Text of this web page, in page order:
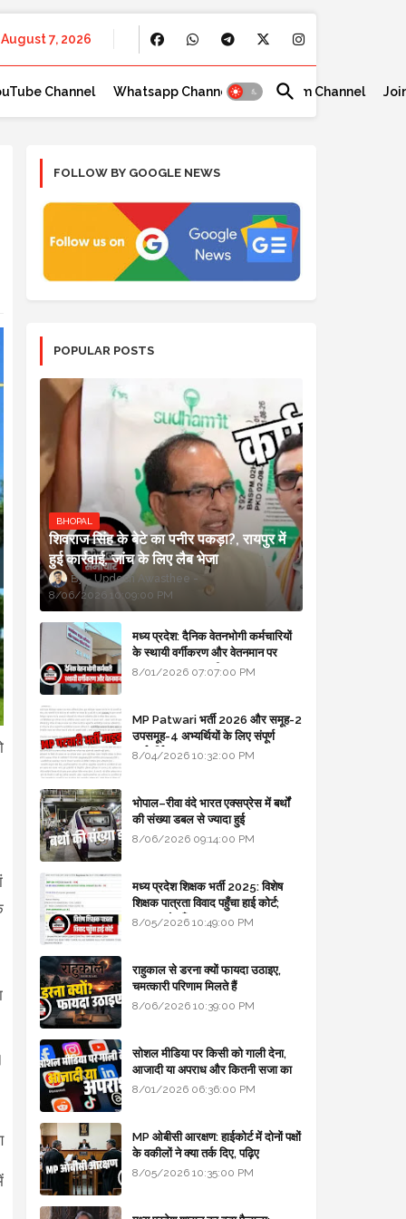
August 7, 2026
Channel Whatsapp Channel Telegram Channel
FOLLOW BY GOOGLE NEWS
POPULAR POSTS
BHOPAL
शिवराज सिंह के बेटे का पनीर पकड़ा?, रायपुर में
हुई कार्रवाई, जांच के लिए लैब भेजा
Updesh Awasthee
8/06/2026 10:09:00 PM
मध्य प्रदेश: दैनिक वेतनभोगी कर्मचारियों
के स्थायी वर्गीकरण और वेतनमान पर
सरकार का बड़ा स्पष्टीकरण
8/01/2026 07:07:00 PM
MP Patwari भर्ती 2026 और समूह-2
उपसमूह-4 अभ्यर्थियों के लिए संपूर्ण
मार्गदर्शिका
8/04/2026 10:32:00 PM
भोपाल–रीवा वंदे भारत एक्सप्रेस में बर्थों
की संख्या डबल से ज्यादा हुई
8/06/2026 09:14:00 PM
मध्य प्रदेश शिक्षक भर्ती 2025: विशेष
शिक्षक पात्रता विवाद पहुँचा हाई कोर्ट;
सरकार से माँगा जवाब
8/05/2026 10:49:00 PM
राहुकाल से डरना क्यों फायदा उठाइए,
चमत्कारी परिणाम मिलते हैं
8/06/2026 10:39:00 PM
सोशल मीडिया पर किसी को गाली देना,
आजादी या अपराध और कितनी सजा का
प्रावधान - free legal advice
8/01/2026 06:36:00 PM
MP ओबीसी आरक्षण: हाईकोर्ट में दोनों पक्षों
के वकीलों ने क्या तर्क दिए, पढ़िए
8/05/2026 10:35:00 PM